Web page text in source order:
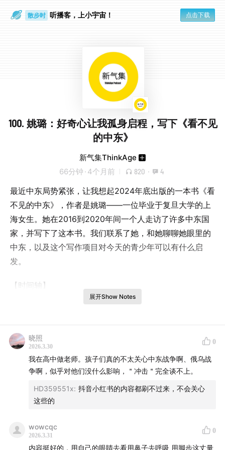
散步时 听播客，上小宇宙！ 点击下载
100. 姚璐：好奇心让我孤身启程，写下《看不见
的中东》
新气集ThinkAge
66分钟 · 4个月前 820 · 4
最近中东局势紧张，让我想起2024年底出版的一本书《看
不见的中东》，作者是姚璐——一位毕业于复旦大学的上
海女生。她在2016到2020年间一个人走访了许多中东国
家，并写下了这本书。我们联系了她，和她聊聊她眼里的
中东，以及这个写作项目对今天的青少年可以有什么启
发。
【时间轴】
姚璐听到2月28号战火重燃的消息时，第一时间的反
友好、更热情、更好客。”
伊朗人拥有超越政治立场的民族骄傲与认同
姚璐：相较于近在咫尺的冲突，伊朗人更关心“远方
的敌人”
战争的失控：历史遗留问题像高压锅一样，在被闷了
22:25 姚璐如何拥有走出第一步的勇气？
作为摄影师的姚璐为何在出版时选择以文字作为主
展开Show Notes
晓照
2026.3.30
0
我在高中做老师。孩子们真的不太关心中东战争啊、俄乌战
争啊，似乎对他们没什么影响，＂冲击＂完全谈不上。
HD359551x: 抖音小红书的内容都刷不过来，不会关心
这些的
wowcqc
2026.3.31
0
内容挺好的，用自己的眼睛去看用鼻子去呼吸 用脚步这丈量